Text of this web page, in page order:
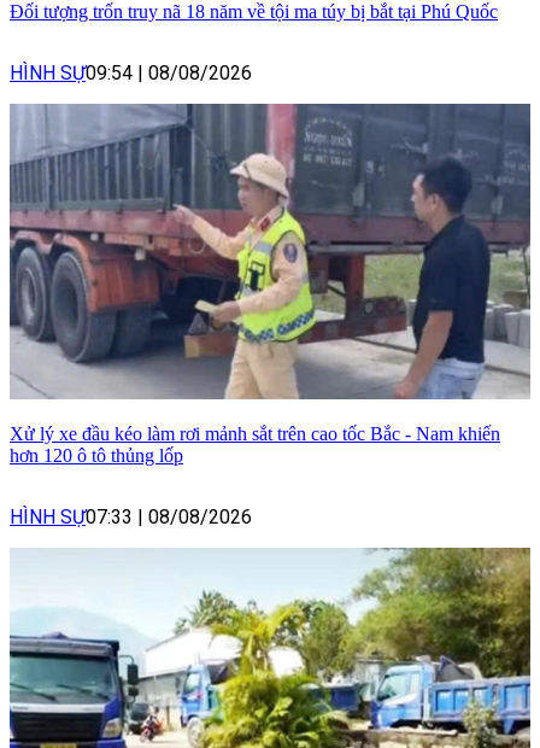
Đối tượng trốn truy nã 18 năm về tội ma túy bị bắt tại Phú Quốc
HÌNH SỰ09:54 | 08/08/2026
Xử lý xe đầu kéo làm rơi mảnh sắt trên cao tốc Bắc - Nam khiến
hơn 120 ô tô thủng lốp
HÌNH SỰ07:33 08/08/2026